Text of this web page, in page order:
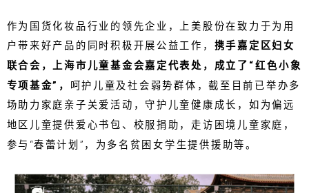
作为国货化妆品行业的领先企业，上美股份在致力于为用
户带来好产品的同时积极开展公益工作， 携手嘉定区妇女
联合会，上海市儿童基金会嘉定代表处，成立了“红色小象
专项基金”， 呵护儿童及社会弱势群体，截至目前已举办多
场助力家庭亲子关爱活动，守护儿童健康成长，如为偏远
地区儿童提供爱心书包、校服捐助，走访困境儿童家庭，
参与“春蕾计划”，为多名贫困女学生提供援助等。